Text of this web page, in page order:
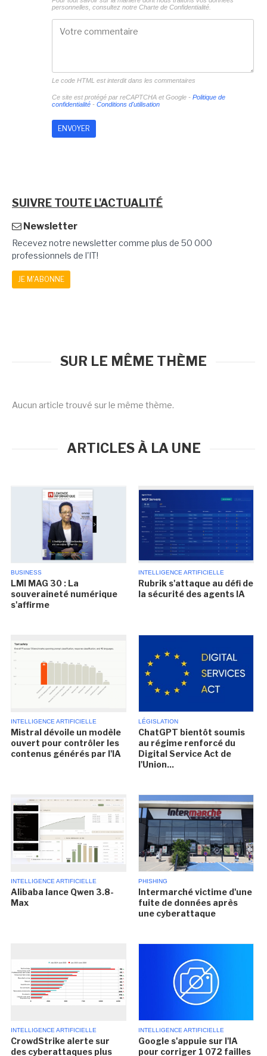
personnelles, consultez notre Charte de Confidentialité.
Le code HTML est interdit dans les commentaires
Ce site est protégé par reCAPTCHA et Google - Politique de
confidentialité- Conditions d'utilisation
SUIVRE TOUTE L'ACTUALITÉ
Newsletter
Recevez notre newsletter comme plus de 50 000
professionnels de l'IT!
JE M'ABONNE
SUR LE MÊME THÈME
Aucun article trouvé sur le même thème.
ARTICLES À LA UNE
BUSINESS
LMI MAG 30 : La
souveraineté numérique
s'affirme
INTELLIGENCE ARTIFICIELLE
Rubrik s'attaque au défi de
la sécurité des agents IA
INTELLIGENCE ARTIFICIELLE
Mistral dévoile un modèle
ouvert pour contrôler les
contenus générés par l'IA
LÉGISLATION
ChatGPT bientôt soumis
au régime renforcé du
Digital Service Act de
l'Union...
INTELLIGENCE ARTIFICIELLE
Alibaba lance Qwen 3.8-
Max
PHISHING
Intermarché victime d'une
fuite de données après
une cyberattaque
INTELLIGENCE ARTIFICIELLE
CrowdStrike alerte sur
des cyberattaques plus
INTELLIGENCE ARTIFICIELLE
Google s'appuie sur l'IA
pour corriger 1 072 failles